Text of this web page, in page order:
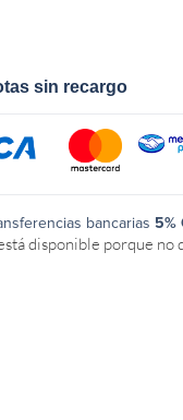
sin recargo
bancarias 5%
disponible porque no